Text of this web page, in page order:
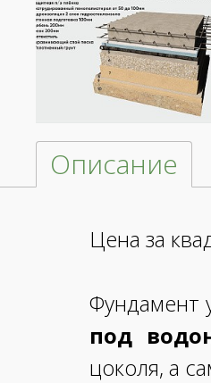
Описание
Цена за
Фундамент
под
цоколя, а